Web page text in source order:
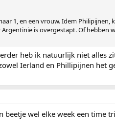
1, en een vrouw. Idem Philipijnen,
is overgestapt. Of hebben
heb ik natuurlijk niet alles
Ierland en Phillipijnen het
wel elke week een time